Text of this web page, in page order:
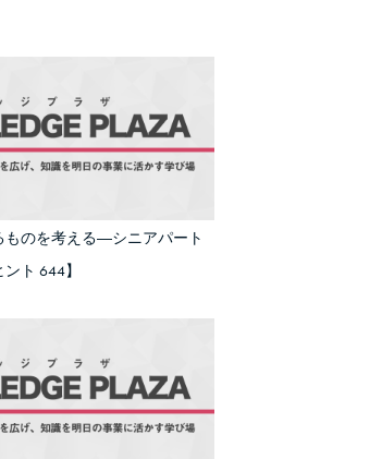
ものを考える―シニアパート
ト 644】